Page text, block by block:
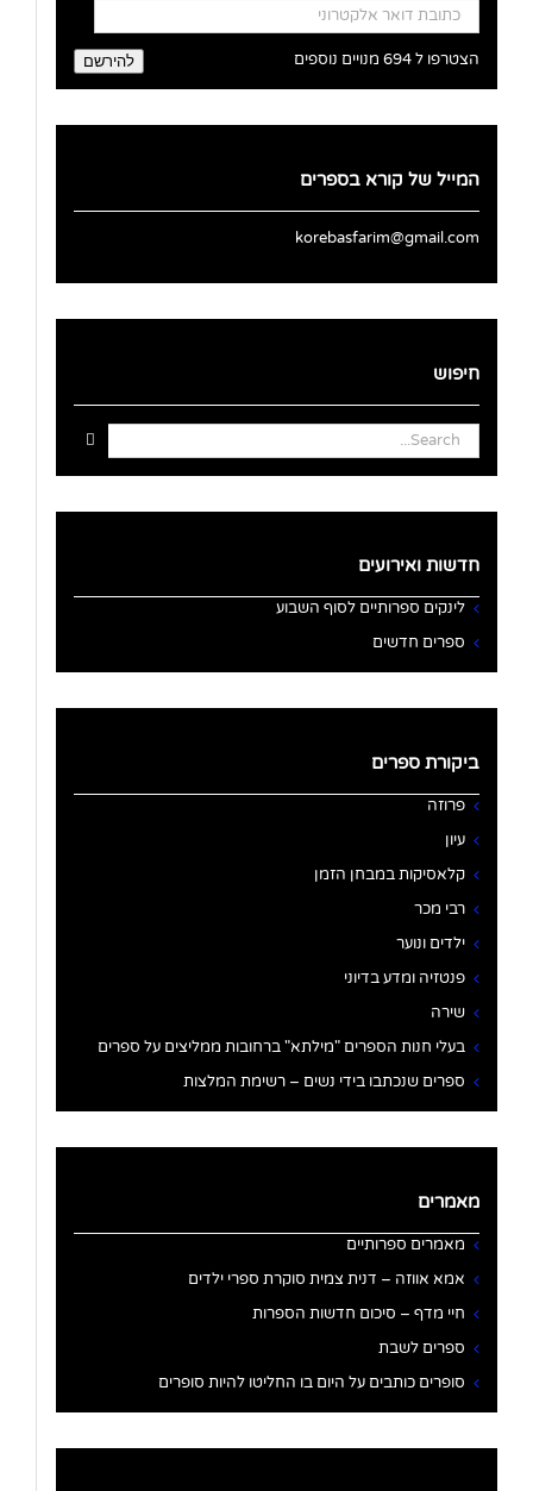
כתובת
דואר
אלקטרוני
להירשם הצטרפו ל 694 מנויים נוספים
המייל של קורא בספרים
korebasfarim@gmail.com
חיפוש
Search
for:
חדשות ואירועים
לינקים ספרותיים לסוף השבוע
ספרים חדשים
ביקורת ספרים
פרוזה
עיון
קלאסיקות במבחן הזמן
רבי מכר
ילדים ונוער
פנטזיה ומדע בדיוני
שירה
בעלי חנות הספרים "מילתא" ברחובות ממליצים על ספרים
ספרים שנכתבו בידי נשים – רשימת המלצות
מאמרים
מאמרים ספרותיים
אמא אווזה – דנית צמית סוקרת ספרי ילדים
חיי מדף – סיכום חדשות הספרות
ספרים לשבת
סופרים כותבים על היום בו החליטו להיות סופרים